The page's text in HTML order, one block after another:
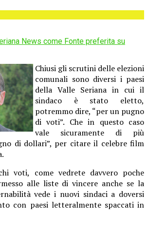
News come Fonte preferita su
Chiusi gli scrutini delle elezioni
comunali sono diversi i paesi
della Valle Seriana in cui il
sindaco è stato eletto,
potremmo dire, “per un pugno
di voti”. Che in questo caso
vale sicuramente di più
di dollari”, per citare il celebre film
voti, come vedrete davvero poche
alle liste di vincere anche se la
vede i nuovi sindaci a doversi
con paesi letteralmente spaccati in